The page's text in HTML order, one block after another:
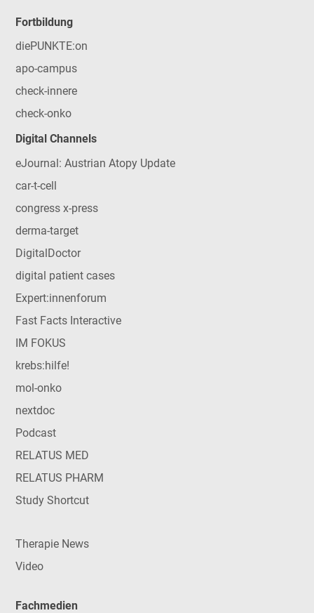
Fortbildung
diePUNKTE:on
apo-campus
check-innere
check-onko
Digital Channels
eJournal: Austrian Atopy Update
car-t-cell
congress x-press
derma-target
DigitalDoctor
digital patient cases
Expert:innenforum
Fast Facts Interactive
IM FOKUS
krebs:hilfe!
mol-onko
nextdoc
Podcast
RELATUS MED
RELATUS PHARM
Study Shortcut
Therapie News
Video
Fachmedien